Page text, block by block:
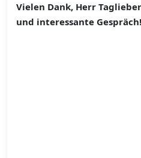
Vielen Dank, Herr
und interessante Gespräch!